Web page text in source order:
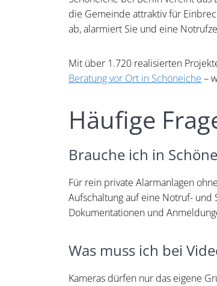
die Gemeinde attraktiv für
ab, alarmiert Sie und eine
Mit über 1.720 realisierten
Beratung vor Ort in Schöneiche –
Häufige
Brauche ich in
Für rein private Alarmanlagen
Aufschaltung auf eine Notruf-
Dokumentationen und
Was muss ich bei
Kameras dürfen nur das eigene